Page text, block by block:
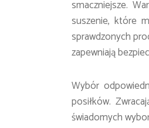
smaczniejsze.
suszenie, które
sprawdzonych
zapewniają
Wybór
posiłków.
świadomych